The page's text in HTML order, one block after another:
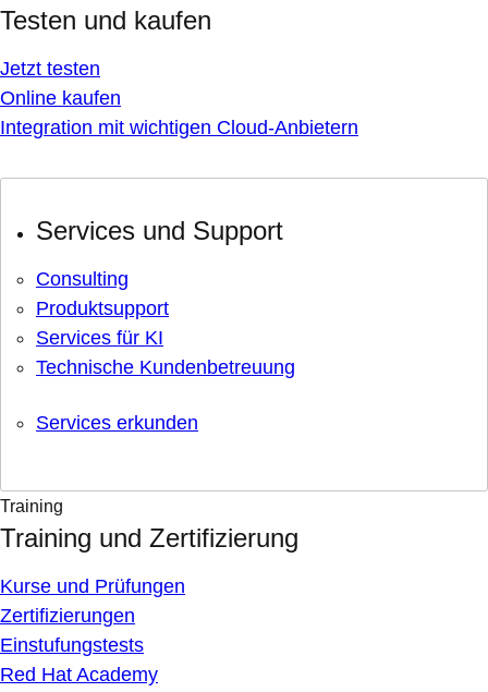
Testen und kaufen
Jetzt testen
Online kaufen
Integration mit wichtigen Cloud-Anbietern
Services und Support
Consulting
Produktsupport
Services für KI
Technische Kundenbetreuung
Services erkunden
Training
Training und Zertifizierung
Kurse und Prüfungen
Zertifizierungen
Einstufungstests
Red Hat Academy